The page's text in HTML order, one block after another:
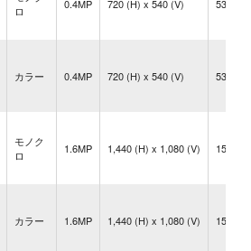
ロ
0.4MP 720 (H) x 540 (V) 532.6
カラー 0.4MP 720 (H) x 540 (V) 532.6
モノク
ロ
1.6MP 1,440 (H) x 1,080 (V) 155.0
カラー 1.6MP 1,440 (H) x 1,080 (V) 155.0